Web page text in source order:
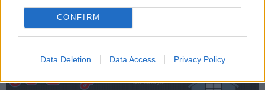
CONFIRM
Data Deletion Data Access Privacy Policy